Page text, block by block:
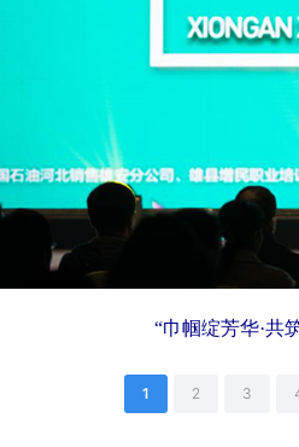
“巾帼绽芳华·共
1 2 3